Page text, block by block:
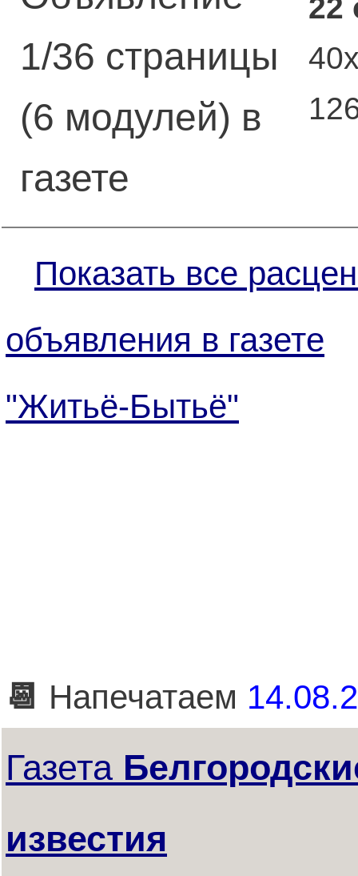
1/36 страницы
(6 модулей) в
газете
22
Показать все
объявления в газете
"Житьё-Бытьё"
📆 Напечатаем
Газета
известия